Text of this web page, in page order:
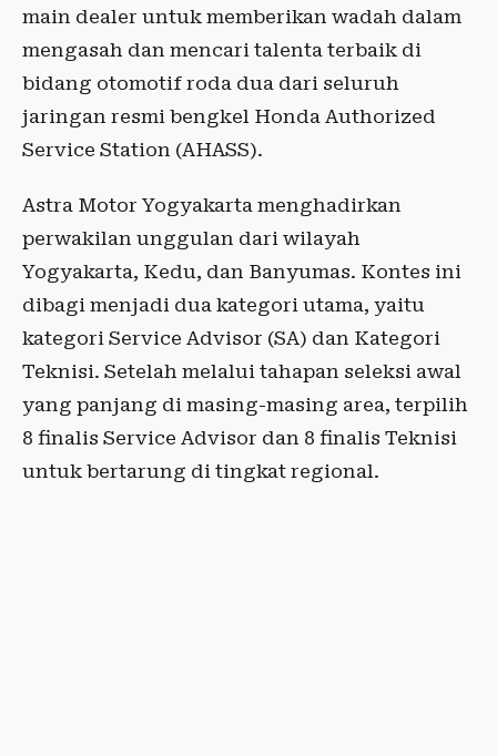
main dealer untuk memberikan wadah dalam
mengasah dan mencari talenta terbaik di
bidang otomotif roda dua dari seluruh
jaringan resmi bengkel Honda Authorized
Service Station (AHASS).
Astra Motor Yogyakarta menghadirkan
perwakilan unggulan dari wilayah
Yogyakarta, Kedu, dan Banyumas. Kontes ini
dibagi menjadi dua kategori utama, yaitu
kategori Service Advisor (SA) dan Kategori
Teknisi. Setelah melalui tahapan seleksi awal
yang panjang di masing-masing area, terpilih
8 finalis Service Advisor dan 8 finalis Teknisi
untuk bertarung di tingkat regional.